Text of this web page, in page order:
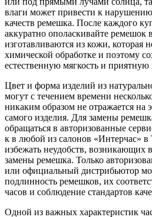
влаги может привести к
качеств ремешка. После каждого
аккуратно ополаскивайте ремешок
изготавливаются из кожи, которая
химической обработке и поэтому
естественную мягкость и приятную
Цвет и форма изделий из
могут с течением времени
никаким образом не отражается на
самого изделия. Для замены
обращаться в авторизованные
к в любой из салонов «Интерчас»
избежать неудобств, возникающих
замены ремешка. Только
или официальный дистрибьютор
подлинность ремешков, их
часов и соблюдение стандартов
Одной из важных характеристик